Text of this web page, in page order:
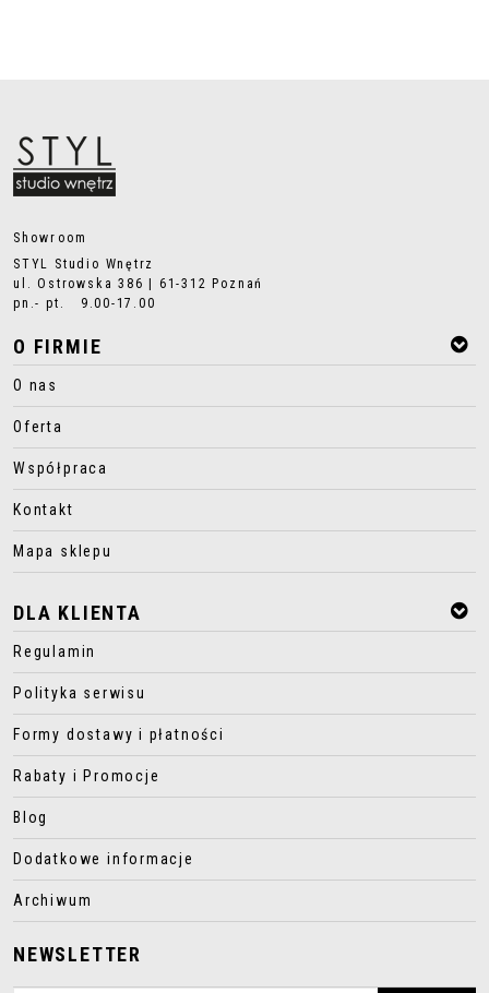
Showroom
STYL Studio Wnętrz
ul. Ostrowska 386 | 61-312 Poznań
pn.- pt. 9.00-17.00
O FIRMIE
O nas
Oferta
Współpraca
Kontakt
Mapa sklepu
DLA KLIENTA
Regulamin
Polityka serwisu
Formy dostawy i płatności
Rabaty i Promocje
Blog
Dodatkowe informacje
Archiwum
NEWSLETTER